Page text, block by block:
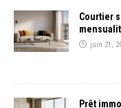
Courtier
juin 21,
Prêt